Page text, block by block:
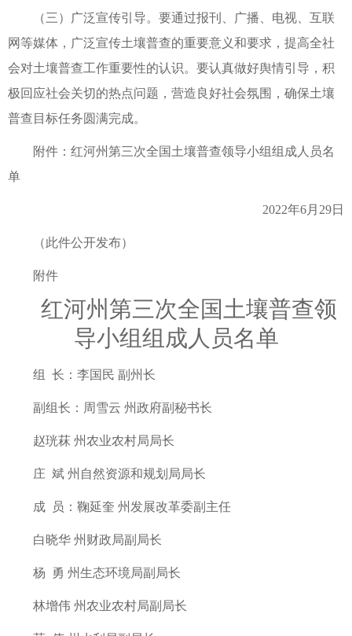
（三）广泛宣传引导。要通过报刊、广播、电视、互联
网等媒体，广泛宣传土壤普查的重要意义和要求，提高全社
会对土壤普查工作重要性的认识。要认真做好舆情引导，积
极回应社会关切的热点问题，营造良好社会氛围，确保土壤
普查目标任务圆满完成。
附件：红河州第三次全国土壤普查领导小组组成人员名
单
2022年6月29日
（此件公开发布）
附件
红河州第三次全国土壤普查领
导小组组成人员名单
组 长：李国民 副州长
副组长：周雪云 州政府副秘书长
赵珖菻 州农业农村局局长
庄 斌 州自然资源和规划局局长
成 员：鞠延奎 州发展改革委副主任
白晓华 州财政局副局长
杨 勇 州生态环境局副局长
林增伟 州农业农村局副局长